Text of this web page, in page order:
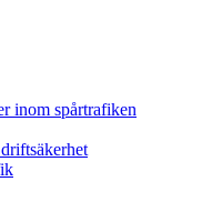
inom spårtrafiken